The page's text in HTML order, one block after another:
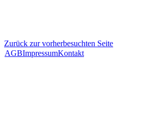
Zurück zur vorherbesuchten Seite
AGBImpressumKontakt